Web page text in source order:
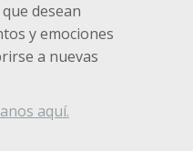
desean
y emociones
a nuevas
aquí.